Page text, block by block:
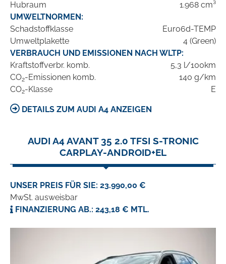
Hubraum
1.968 cm³
UMWELTNORMEN:
Schadstoffklasse
Euro6d-TEMP
Umweltplakette
4 (Green)
VERBRAUCH UND EMISSIONEN NACH WLTP:
Kraftstoffverbr. komb.
5,3 l/100km
CO2-Emissionen komb.
140 g/km
CO2-Klasse E
DETAILS ZUM AUDI A4 ANZEIGEN
AUDI A4 AVANT 35 2.0 TFSI S-TRONIC
CARPLAY-ANDROID+EL
UNSER PREIS FÜR SIE: 23.990,00 €
MwSt. ausweisbar
FINANZIERUNG AB.: 243,18 € MTL.